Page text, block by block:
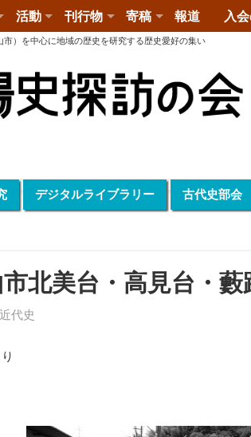
活動 刊行物 寄稿 報道 入
市）を中心に地域の歴史を研究する歴史愛好の集い
デジタルライブラリー 古代史部会
北美台・高見台・藪
代史